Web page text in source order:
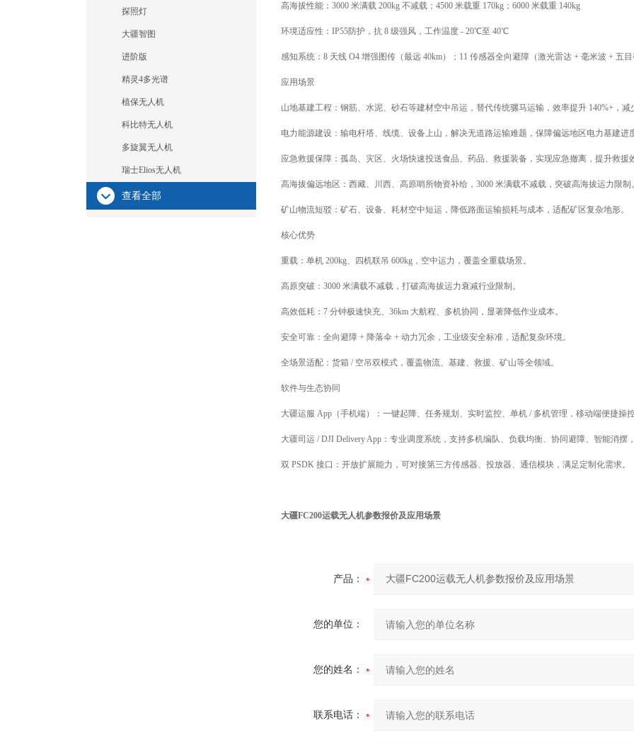
探照灯
大疆智图
进阶版
精灵4多光谱
植保无人机
科比特无人机
多旋翼无人机
瑞士Elios无人机
查看全部
高海拔性能：3000 米满载 200kg 不减载；4500 米载重 170kg；6000 米载重 140kg
环境适应性：IP55防护，抗 8 级强风，工作温度 - 20℃至 40℃
感知系统：8 天线 O4 增强图传（最远 40km）；11 传感器全向避障（激光雷达 + 毫米波 + 五目
应用场景
山地基建工程：钢筋、水泥、砂石等建材空中吊运，替代传统骡马运输，效率提升 140%+，减
电力能源建设：输电杆塔、线缆、设备上山，解决无道路运输难题，保障偏远地区电力基建进
应急救援保障：孤岛、灾区、火场快速投送食品、药品、救援装备，实现应急撤离，提升救援
高海拔偏远地区：西藏、川西、高原哨所物资补给，3000 米满载不减载，突破高海拔运力限制。
矿山物流短驳：矿石、设备、耗材空中短运，降低路面运输损耗与成本，适配矿区复杂地形。
核心优势
重载：单机 200kg、四机联吊 600kg，空中运力，覆盖全重载场景。
高原突破：3000 米满载不减载，打破高海拔运力衰减行业限制。
高效低耗：7 分钟极速快充、36km 大航程、多机协同，显著降低作业成本。
安全可靠：全向避障 + 降落伞 + 动力冗余，工业级安全标准，适配复杂环境。
全场景适配：货箱 / 空吊双模式，覆盖物流、基建、救援、矿山等全领域。
软件与生态协同
大疆运服 App（手机端）：一键起降、任务规划、实时监控、单机 / 多机管理，移动端便捷操控
大疆司运 / DJI Delivery App：专业调度系统，支持多机编队、负载均衡、协同避障、智能消摆
双 PSDK 接口：开放扩展能力，可对接第三方传感器、投放器、通信模块，满足定制化需求。
大疆FC200运载无人机参数报价及应用场景
产品：
您的单位：
您的姓名：
联系电话：